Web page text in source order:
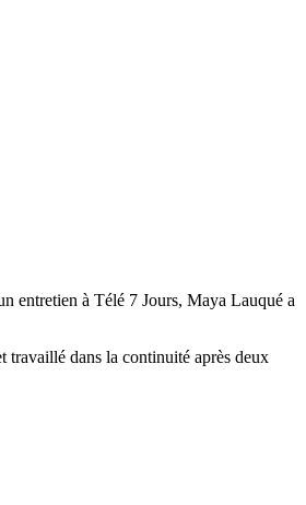
entretien à Télé 7 Jours, Maya Lauqué a
travaillé dans la continuité après deux